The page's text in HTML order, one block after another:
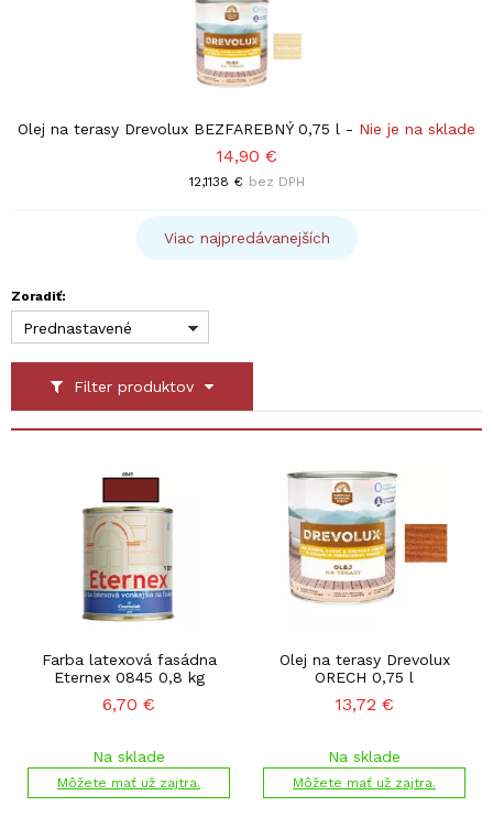
Olej na terasy Drevolux BEZFAREBNÝ 0,75 l - Nie je na sklade
14,90 €
12,1138 € bez DPH
Viac najpredávanejších
Filter produktov
Zoradiť:
Prednastavené
Farba latexová fasádna
Eternex 0845 0,8 kg
6,70 €
Na sklade
Môžete mať už zajtra.
Olej na terasy Drevolux
ORECH 0,75 l
13,72 €
Na sklade
Môžete mať už zajtra.